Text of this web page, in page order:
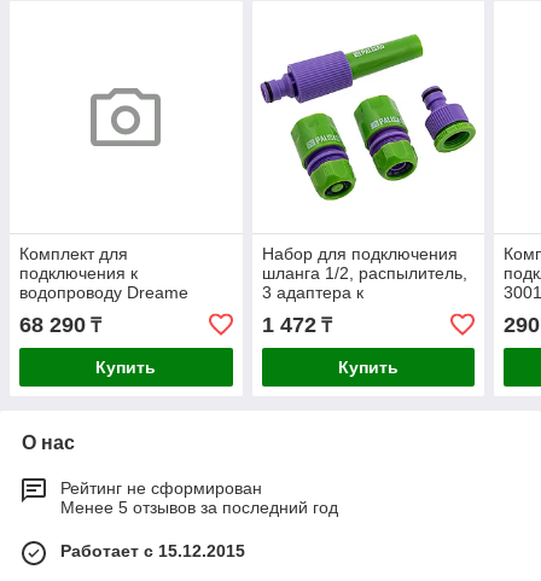
Комплект для
подключения к
водопроводу Dreame
68 290 ₸
Купить
Набор для подключения
шланга 1/2, распылитель,
3 адаптера к
распылителю Palisad
1 472₸
Купить
О нас
Рейтинг не сформирован
Менее 5 отзывов за последний год
Работает с 15.12.2015